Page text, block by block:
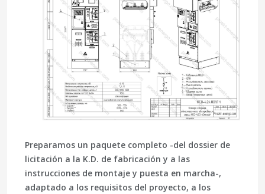
Preparamos un paquete completo -del dossier de
licitación a la K.D. de fabricación y a las
instrucciones de montaje y puesta en marcha-,
adaptado a los requisitos del proyecto, a los